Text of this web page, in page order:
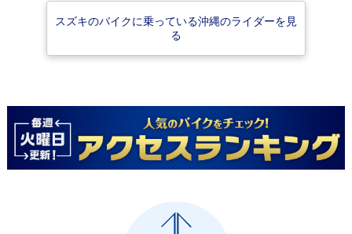
スズキのバイクに乗っている沖縄のライダーを見
る